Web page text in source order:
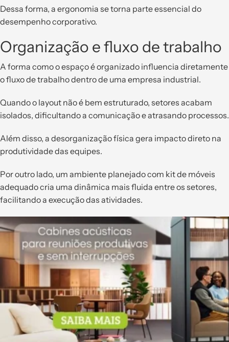
Dessa forma, a ergonomia se torna parte essencial do
desempenho corporativo.
Organização e fluxo de trabalho
A forma como o espaço é organizado influencia diretamente
o fluxo de trabalho dentro de uma empresa industrial.
Quando o layout não é bem estruturado, setores acabam
isolados, dificultando a comunicação e atrasando processos.
Além disso, a desorganização física gera impacto direto na
produtividade das equipes.
Por outro lado, um ambiente planejado com kit de móveis
adequado cria uma dinâmica mais fluida entre os setores,
facilitando a execução das atividades.